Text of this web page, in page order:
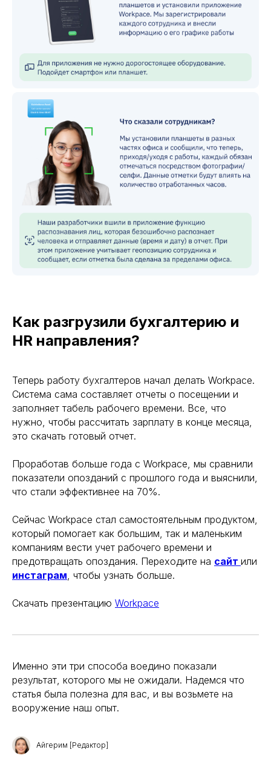
Как разгрузили бухгалтерию и
HR направления?
Теперь работу бухгалтеров начал делать Workpace.
Система сама составляет отчеты о посещении и
заполняет табель рабочего времени. Все, что
нужно, чтобы рассчитать зарплату в конце месяца,
это скачать готовый отчет.
Проработав больше года с Workpace, мы сравнили
показатели опозданий с прошлого года и выяснили,
что стали эффективнее на 70%.
Сейчас Workpace стал самостоятельным продуктом,
который помогает как большим, так и маленьким
компаниям вести учет рабочего времени и
предотвращать опоздания. Переходите на сайт или
инстаграм, чтобы узнать больше.
Скачать презентацию Workpace
Именно эти три способа воедино показали
результат, которого мы не ожидали. Надемся что
статья была полезна для вас, и вы возьмете на
вооружение наш опыт.
Айгерим [Редактор]